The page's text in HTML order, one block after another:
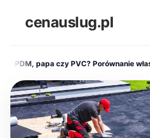
cenauslug.pl
EPDM, papa czy PVC? Porównanie